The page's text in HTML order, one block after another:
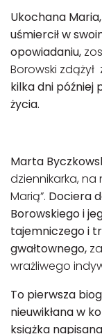
Ukochana
uśmiercił w
opowiadaniu,
Borowski
kilka dni później
życia.
Marta
dziennikarka,
Marią”. Dociera
Borowskiego i
tajemniczego i
gwałtownego,
wrażliwego
To pierwsza
nieuwikłana w
książka